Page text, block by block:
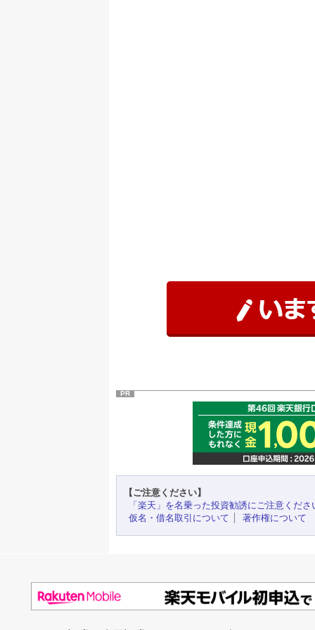
PR
【ご注意ください】
「楽天」を名乗った投資勧誘にご注意くださ
仮名・借名取引について
著作権について